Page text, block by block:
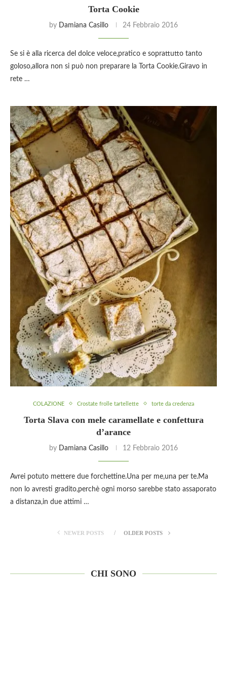
Torta Cookie
by Damiana Casillo 24 Febbraio 2016
Se si è alla ricerca del dolce veloce,pratico e soprattutto tanto
goloso,allora non si può non preparare la Torta Cookie.Giravo in
rete …
COLAZIONE Crostate frolle tartellette torte da credenza
Torta Slava con mele caramellate e confettura
d’arance
by Damiana Casillo 12 Febbraio 2016
Avrei potuto mettere due forchettine.Una per me,una per te.Ma
non lo avresti gradito,perchè ogni morso sarebbe stato assaporato
a distanza,in due attimi …
NEWER POSTS OLDER POSTS
CHI SONO